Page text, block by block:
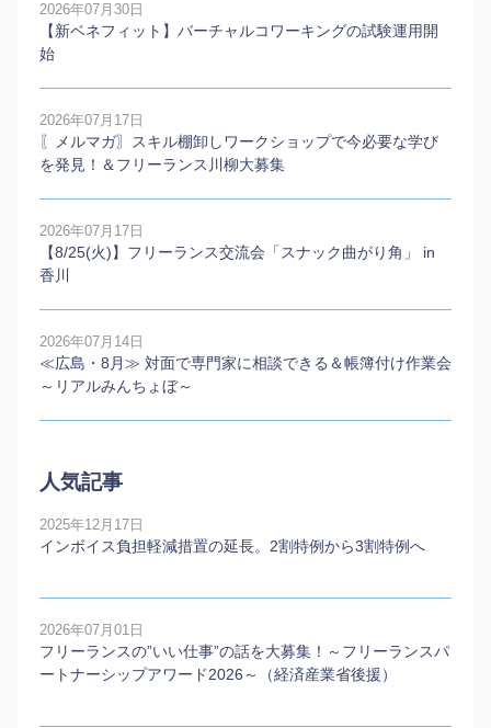
2026年07月30日
【新ベネフィット】バーチャルコワーキングの試験運用開
始
2026年07月17日
〖メルマガ〗スキル棚卸しワークショップで今必要な学び
を発見！＆フリーランス川柳大募集
2026年07月17日
【8/25(火)】フリーランス交流会「スナック曲がり角」 in
香川
2026年07月14日
≪広島・8月≫ 対面で専門家に相談できる＆帳簿付け作業会
～リアルみんちょぼ～
人気記事
2025年12月17日
インボイス負担軽減措置の延長。2割特例から3割特例へ
2026年07月01日
フリーランスの”いい仕事”の話を大募集！～フリーランスパ
ートナーシップアワード2026～（経済産業省後援）